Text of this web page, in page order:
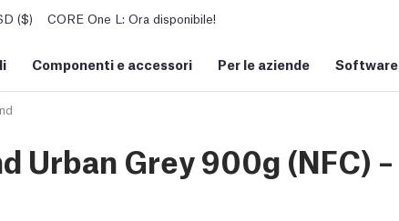
($) CORE One L: Ora disponibile!
Componenti e accessori Per le aziende Software
Urban Grey 900g (NFC) –